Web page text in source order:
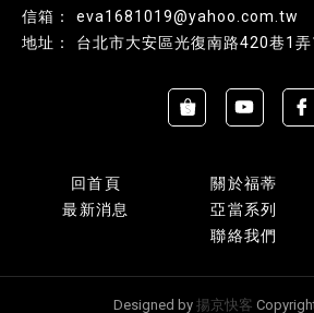
eva1681019@yahoo.com.tw
台北市大安區光復南路420巷1
回首頁 關於福蒂
最新消息
亞當系列
聯絡我們
Designed by 揚京快客